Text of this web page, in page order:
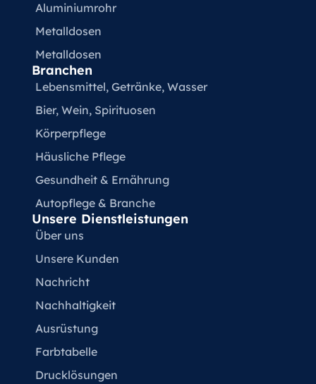
Aluminiumrohr
Metalldosen
Metalldosen
Branchen
Lebensmittel, Getränke, Wasser
Bier, Wein, Spirituosen
Körperpflege
Häusliche Pflege
Gesundheit & Ernährung
Autopflege & Branche
Unsere Dienstleistungen
Über uns
Unsere Kunden
Nachricht
Nachhaltigkeit
Ausrüstung
Farbtabelle
Drucklösungen